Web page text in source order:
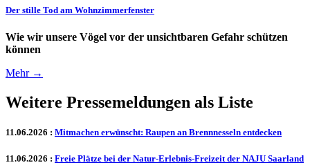
Der stille Tod am Wohnzimmerfenster
Wie wir unsere Vögel vor der unsichtbaren Gefahr schützen
können
Mehr →
Weitere Pressemeldungen als Liste
11.06.2026 : Mitmachen erwünscht: Raupen an Brennnesseln entdecken
11.06.2026 : Freie Plätze bei der Natur-Erlebnis-Freizeit der NAJU Saarland